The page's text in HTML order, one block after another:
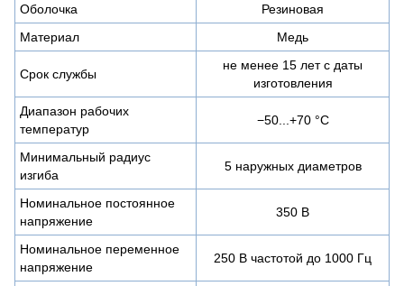
Оболочка
Резиновая
Материал
Медь
Срок службы
не менее 15 лет с даты
изготовления
Диапазон рабочих
температур
−50...+70 °C
Минимальный радиус
изгиба
5 наружных диаметров
Номинальное постоянное
напряжение
350 В
Номинальное переменное
напряжение
250 В частотой до 1000 Гц